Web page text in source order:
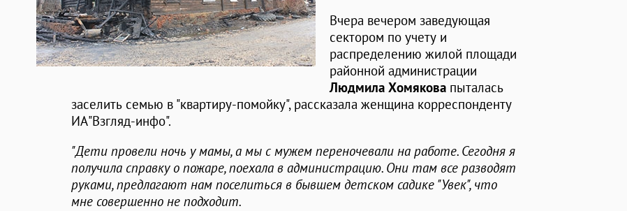
Вчера вечером заведующая
сектором по учету и
распределению жилой площади
районной администрации
Людмила Хомякова пыталась
заселить семью в "квартиру-помойку", рассказала женщина корреспонденту
ИА"Взгляд-инфо".
"Дети провели ночь у мамы, а мы с мужем переночевали на работе. Сегодня я
получила справку о пожаре, поехала в администрацию. Они там все разводят
руками, предлагают нам поселиться в бывшем детском садике "Увек", что
мне совершенно не подходит.